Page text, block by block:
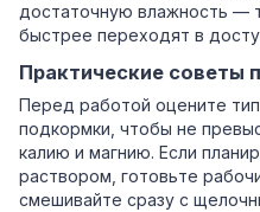
достаточную влажность —
быстрее переходят в
Практические советы
Перед работой оцените
подкормки, чтобы не
калию и магнию. Если
раствором, готовьте
смешивайте сразу с